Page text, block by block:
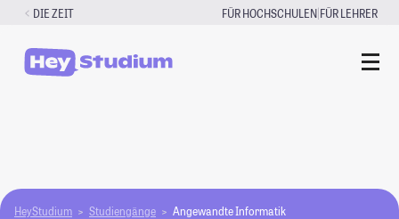
Zum
springen
DIE ZEIT FÜR HOCHSCHULEN|FÜR LEHRER
HeyStudium Studiengänge Angewandte Informatik